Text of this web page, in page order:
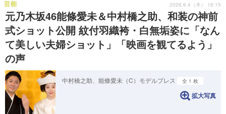
元乃木坂46能條愛未＆中村橋之助、和装の神前
式ショット公開 紋付羽織袴・白無垢姿に「なん
て美しい夫婦ショット」「映画を観てるよう」
の声
芸能 2026.6.4（木） 16:15
中村橋之助、能條愛未（C）モデルプレス 全 1 枚
拡大写真